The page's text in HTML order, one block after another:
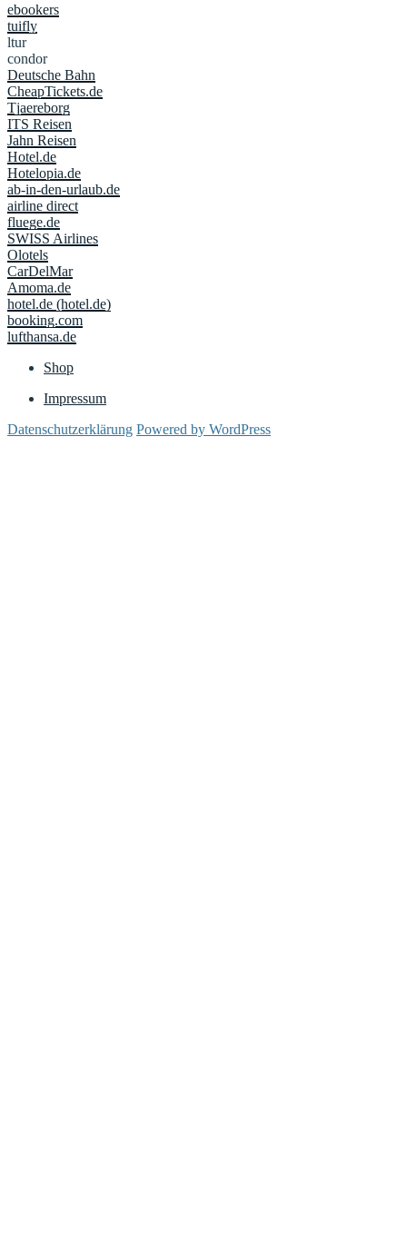
ebookers
tuifly
ltur
condor
Deutsche Bahn
CheapTickets.de
Tjaereborg
ITS Reisen
Jahn Reisen
Hotel.de
Hotelopia.de
ab-in-den-urlaub.de
airline direct
fluege.de
SWISS Airlines
Olotels
CarDelMar
Amoma.de
hotel.de (hotel.de)
booking.com
lufthansa.de
Shop
Impressum
Datenschutzerklärung Powered by WordPress